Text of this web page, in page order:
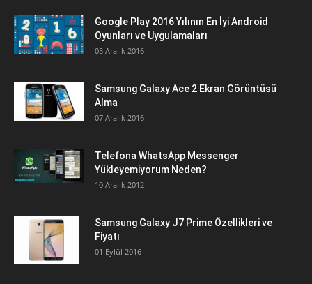
Google Play 2016 Yılının En İyi Android
Oyunları ve Uygulamaları
05 Aralık 2016
Samsung Galaxy Ace 2 Ekran Görüntüsü
Alma
07 Aralık 2016
Telefona WhatsApp Messenger
Yükleyemiyorum Neden?
10 Aralık 2012
Samsung Galaxy J7 Prime Özellikleri ve
Fiyatı
01 Eylül 2016